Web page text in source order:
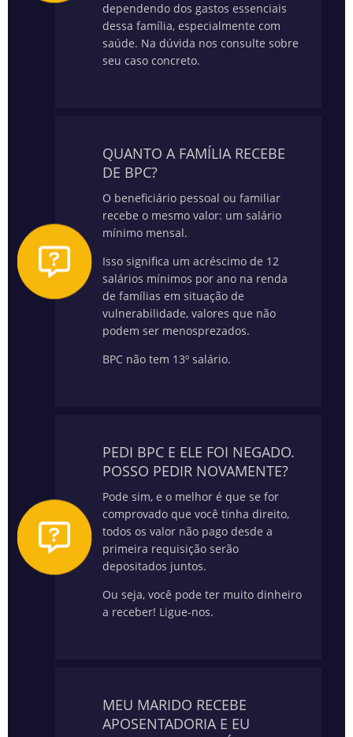
dependendo dos gastos essenciais
dessa família, especialmente com
saúde. Na dúvida nos consulte sobre
seu caso concreto.
QUANTO A FAMÍLIA RECEBE
DE BPC?
O beneficiário pessoal ou familiar
recebe o mesmo valor: um salário
mínimo mensal.
Isso significa um acréscimo de 12
salários mínimos por ano na renda
de famílias em situação de
vulnerabilidade, valores que não
podem ser menosprezados.
BPC não tem 13º salário.
PEDI BPC E ELE FOI NEGADO.
POSSO PEDIR NOVAMENTE?
Pode sim, e o melhor é que se for
comprovado que você tinha direito,
todos os valor não pago desde a
primeira requisição serão
depositados juntos.
Ou seja, você pode ter muito dinheiro
a receber! Ligue-nos.
MEU MARIDO RECEBE
APOSENTADORIA E EU